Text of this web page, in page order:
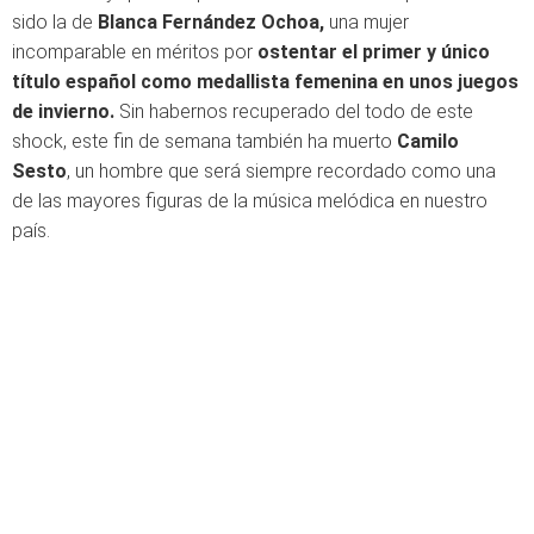
sido la de Blanca Fernández Ochoa, una mujer
incomparable en méritos por ostentar el primer y único
título español como medallista femenina en unos juegos
de invierno. Sin habernos recuperado del todo de este
shock, este fin de semana también ha muerto Camilo
Sesto, un hombre que será siempre recordado como una
de las mayores figuras de la música melódica en nuestro
país.